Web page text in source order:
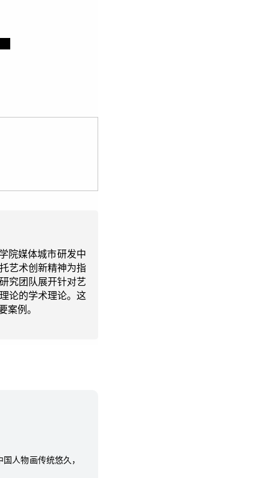
院媒体城市研发中
艺术创新精神为指
究团队展开针对艺
论的学术理论。这
案例。
人物画传统悠久，